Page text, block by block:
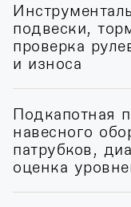
подвески,
проверка
и износа
Подкапотная
навесного
патрубков,
оценка